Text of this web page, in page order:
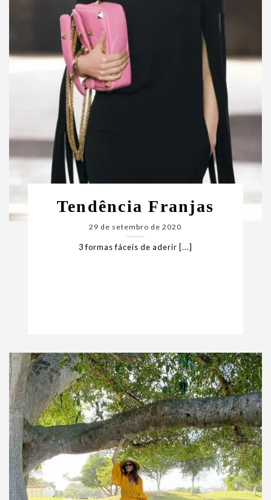
Tendência Franjas
29 de setembro de 2020
3 formas fáceis de aderir [...]